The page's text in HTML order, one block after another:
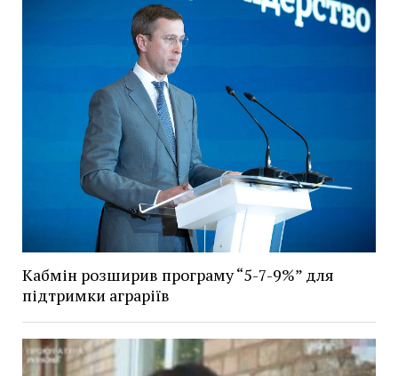
Кабмін розширив програму “5-7-9%” для
підтримки аграріїв